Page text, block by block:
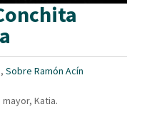
, Sobre Ramón Acín
Katia.